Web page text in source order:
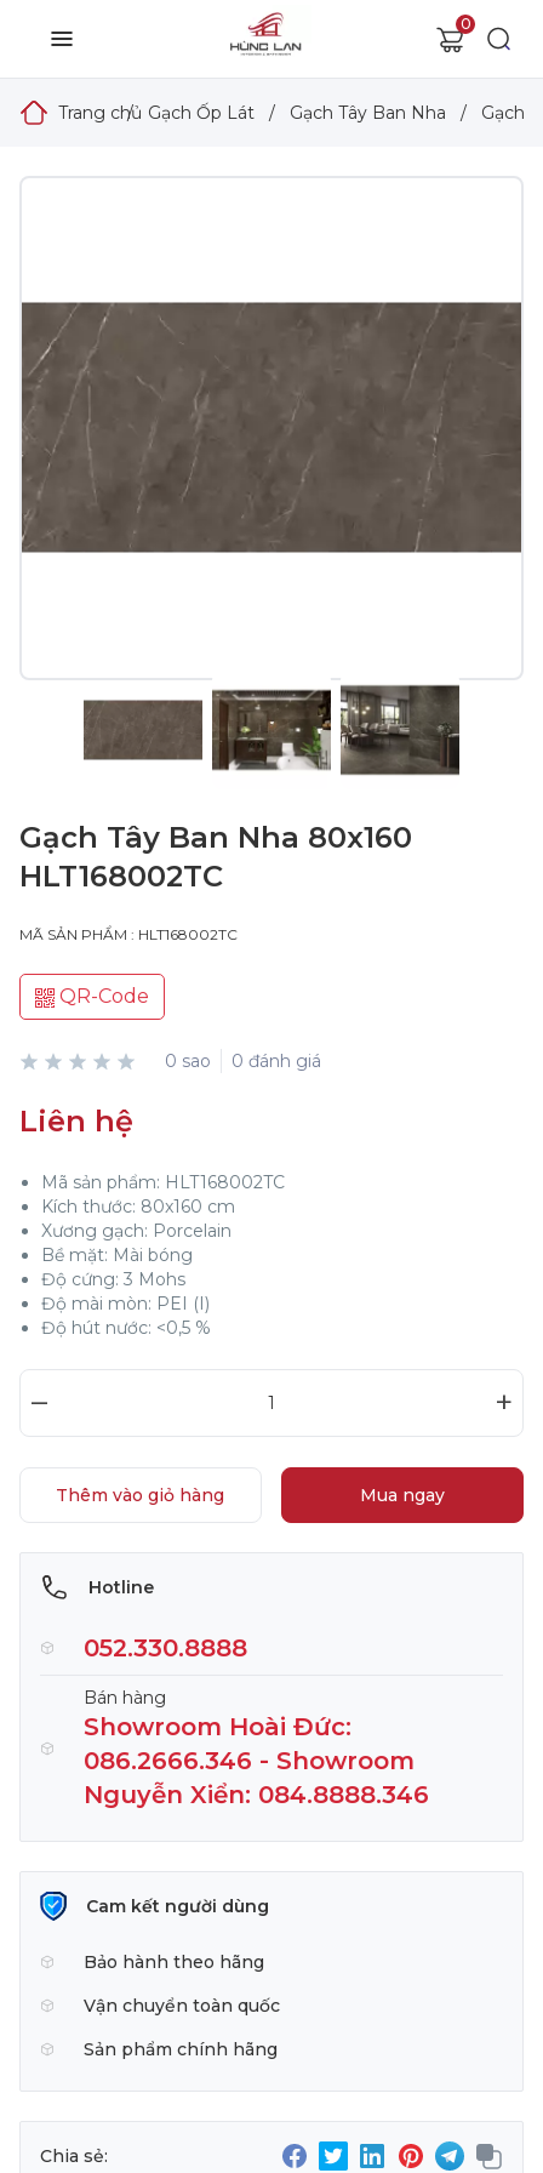
0
Trang chủ
/ Gạch Ốp Lát / Gạch Tây Ban Nha / Gạch
Gạch Tây Ban Nha 80x160
HLT168002TC
MÃ SẢN PHẨM : HLT168002TC
QR-Code
0 sao 0 đánh giá
Liên hệ
Mã sản phẩm: HLT168002TC
Kích thước: 80x160 cm
Xương gạch: Porcelain
Bề mặt: Mài bóng
Độ cứng: 3 Mohs
Độ mài mòn: PEI (I)
Độ hút nước: <0,5 %
– +
Thêm vào giỏ hàng Mua ngay
Hotline
052.330.8888
Bán hàng
Showroom Hoài Đức:
086.2666.346 - Showroom
Nguyễn Xiển: 084.8888.346
Cam kết người dùng
Bảo hành theo hãng
Vận chuyển toàn quốc
Sản phẩm chính hãng
Chia sẻ: